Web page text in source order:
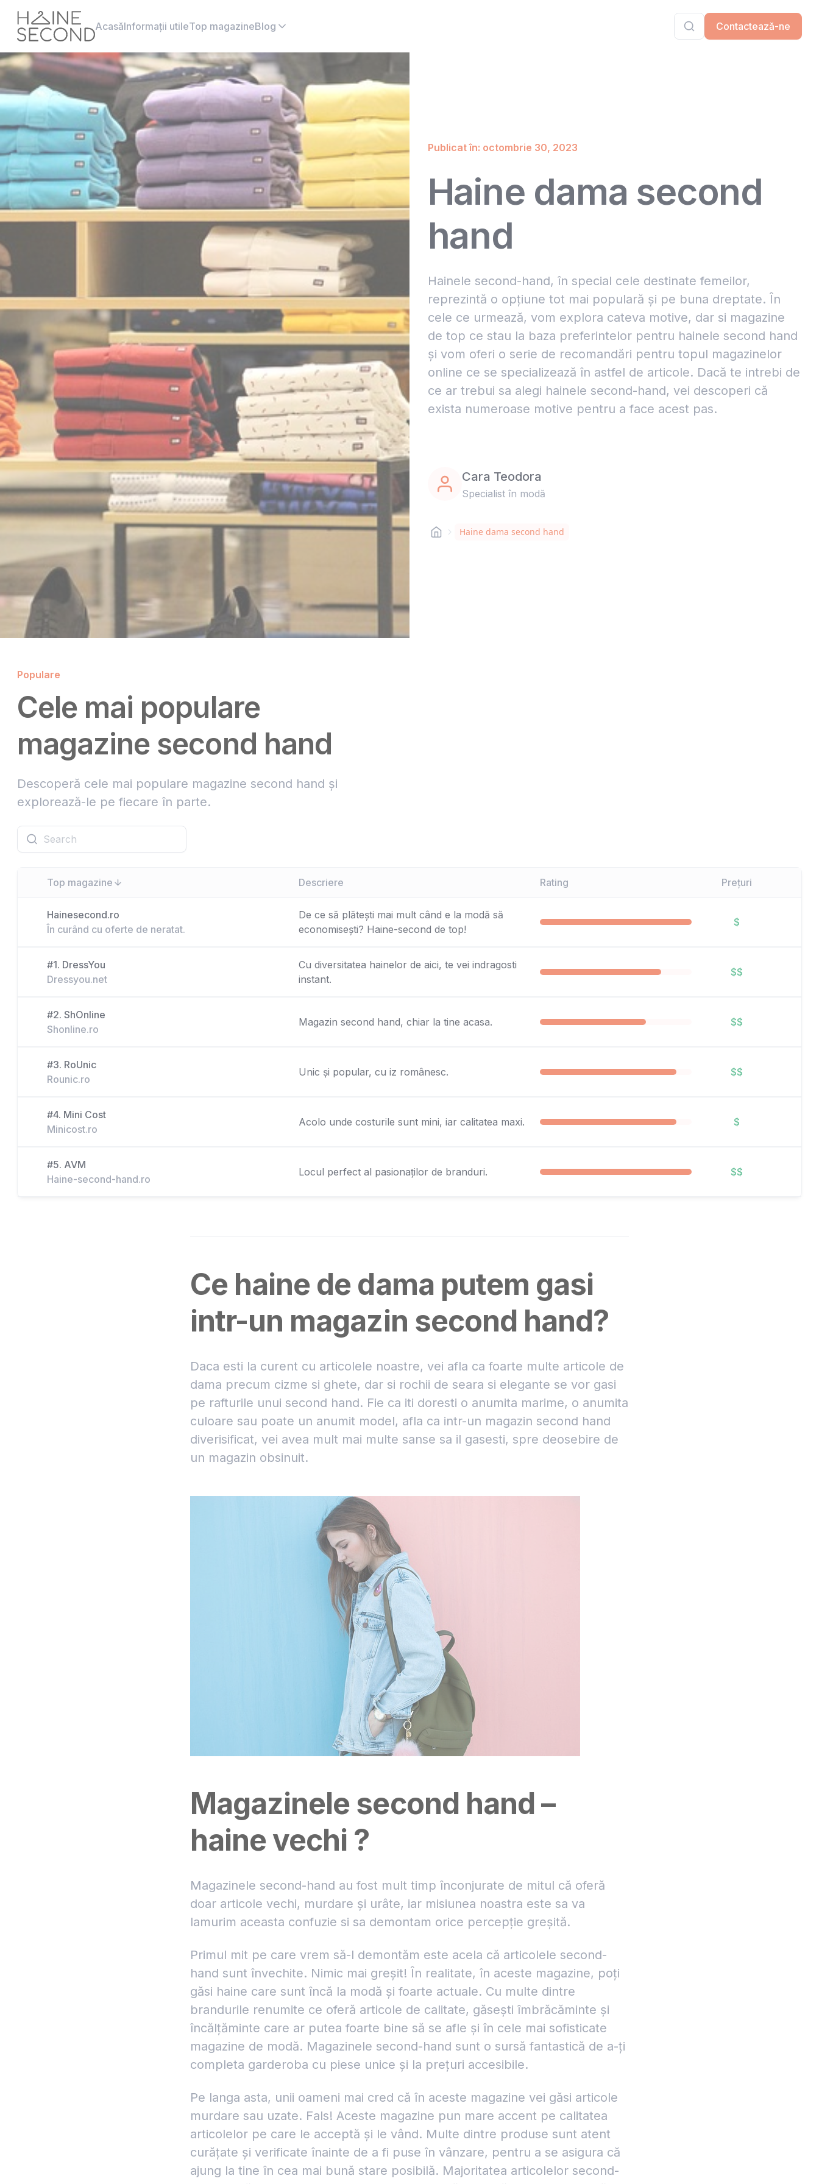
AcasăInformații utileTop magazineBlog Contactează-ne
Publicat în: octombrie 30, 2023
Haine dama second
hand
Hainele second-hand, în special cele destinate femeilor,
reprezintă o opțiune tot mai populară și pe buna dreptate. În
cele ce urmează, vom explora cateva motive, dar si magazine
de top ce stau la baza preferintelor pentru hainele second hand
și vom oferi o serie de recomandări pentru topul magazinelor
online ce se specializează în astfel de articole. Dacă te intrebi de
ce ar trebui sa alegi hainele second-hand, vei descoperi că
exista numeroase motive pentru a face acest pas.
Cara Teodora
Specialist în modă
Haine dama second hand
Populare
Cele mai populare
magazine second hand
Descoperă cele mai populare magazine second hand și
explorează-le pe fiecare în parte.
Top magazine Descriere Rating Prețuri
Hainesecond.ro
În curând cu oferte de neratat.
De ce să plătești mai mult când e la modă să
economisești? Haine-second de top!
$
#1. DressYou
Dressyou.net
Cu diversitatea hainelor de aici, te vei indragosti
instant.
$$
#2. ShOnline
Shonline.ro
Magazin second hand, chiar la tine acasa. $$
#3. RoUnic
Rounic.ro
Unic și popular, cu iz românesc. $$
#4. Mini Cost
Minicost.ro
Acolo unde costurile sunt mini, iar calitatea maxi. $
#5. AVM
Haine-second-hand.ro
Locul perfect al pasionaților de branduri. $$
Ce haine de dama putem gasi
intr-un magazin second hand?
Daca esti la curent cu articolele noastre, vei afla ca foarte multe articole de
dama precum cizme si ghete, dar si rochii de seara si elegante se vor gasi
pe rafturile unui second hand. Fie ca iti doresti o anumita marime, o anumita
culoare sau poate un anumit model, afla ca intr-un magazin second hand
diverisificat, vei avea mult mai multe sanse sa il gasesti, spre deosebire de
un magazin obsinuit.
Magazinele second hand –
haine vechi ?
Magazinele second-hand au fost mult timp înconjurate de mitul că oferă
doar articole vechi, murdare și urâte, iar misiunea noastra este sa va
lamurim aceasta confuzie si sa demontam orice percepție greșită.
Primul mit pe care vrem să-l demontăm este acela că articolele second-
hand sunt învechite. Nimic mai greșit! În realitate, în aceste magazine, poți
găsi haine care sunt încă la modă și foarte actuale. Cu multe dintre
brandurile renumite ce oferă articole de calitate, găsești îmbrăcăminte și
încălțăminte care ar putea foarte bine să se afle și în cele mai sofisticate
magazine de modă. Magazinele second-hand sunt o sursă fantastică de a-ți
completa garderoba cu piese unice și la prețuri accesibile.
Pe langa asta, unii oameni mai cred că în aceste magazine vei găsi articole
murdare sau uzate. Fals! Aceste magazine pun mare accent pe calitatea
articolelor pe care le acceptă și le vând. Multe dintre produse sunt atent
curățate și verificate înainte de a fi puse în vânzare, pentru a se asigura că
ajung la tine în cea mai bună stare posibilă. Majoritatea articolelor second-